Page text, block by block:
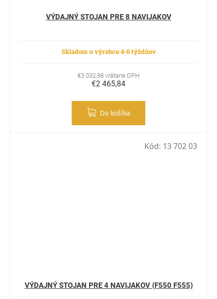
VÝDAJNÝ STOJAN PRE 8 NAVIJAKOV
Skladom u výrobcu 4-6 týždňov
€3 032,98 vrátane DPH
€2 465,84
Do košíka
VÝDAJNÝ STOJAN PRE 4 NAVIJAKOV (F550 F555)
Kód: 13 702 03